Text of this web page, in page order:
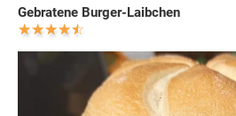
Gebratene Burger-Laibchen